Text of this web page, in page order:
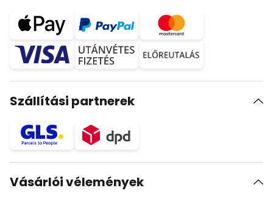
Szállítási partnerek
Vásárlói vélemények